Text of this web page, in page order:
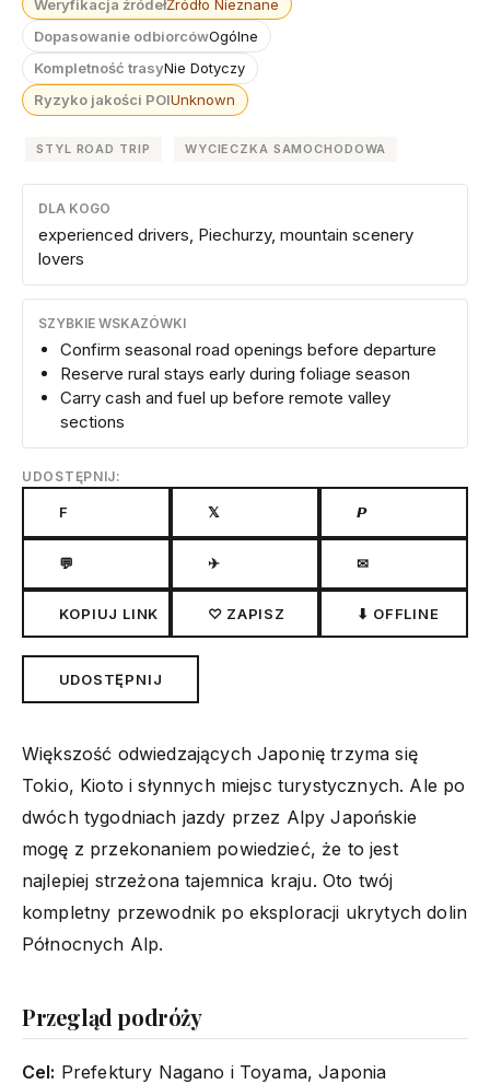
Weryfikacja źródełŹródło Nieznane
Dopasowanie odbiorcówOgólne
Kompletność trasyNie Dotyczy
Ryzyko jakości POIUnknown
STYL ROAD TRIP WYCIECZKA SAMOCHODOWA
DLA KOGO
experienced drivers, Piechurzy, mountain scenery
lovers
SZYBKIE WSKAZÓWKI
Confirm seasonal road openings before departure
Reserve rural stays early during foliage season
Carry cash and fuel up before remote valley
sections
UDOSTĘPNIJ:
F 𝕏 𝙋
💬 ✈ ✉
KOPIUJ LINK ♡ ZAPISZ ⬇ OFFLINE
UDOSTĘPNIJ
Większość odwiedzających Japonię trzyma się
Tokio, Kioto i słynnych miejsc turystycznych. Ale po
dwóch tygodniach jazdy przez Alpy Japońskie
mogę z przekonaniem powiedzieć, że to jest
najlepiej strzeżona tajemnica kraju. Oto twój
kompletny przewodnik po eksploracji ukrytych dolin
Północnych Alp.
Przegląd podróży
Cel: Prefektury Nagano i Toyama, Japonia